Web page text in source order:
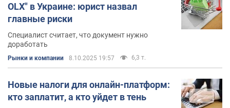
OLX" в Украине: юрист назвал
главные риски
Специалист считает, что документ нужно
доработать
Рынки и компании 8.10.2025 19:57 6,3 т.
Новые налоги для онлайн-платформ:
кто заплатит, а кто уйдет в тень